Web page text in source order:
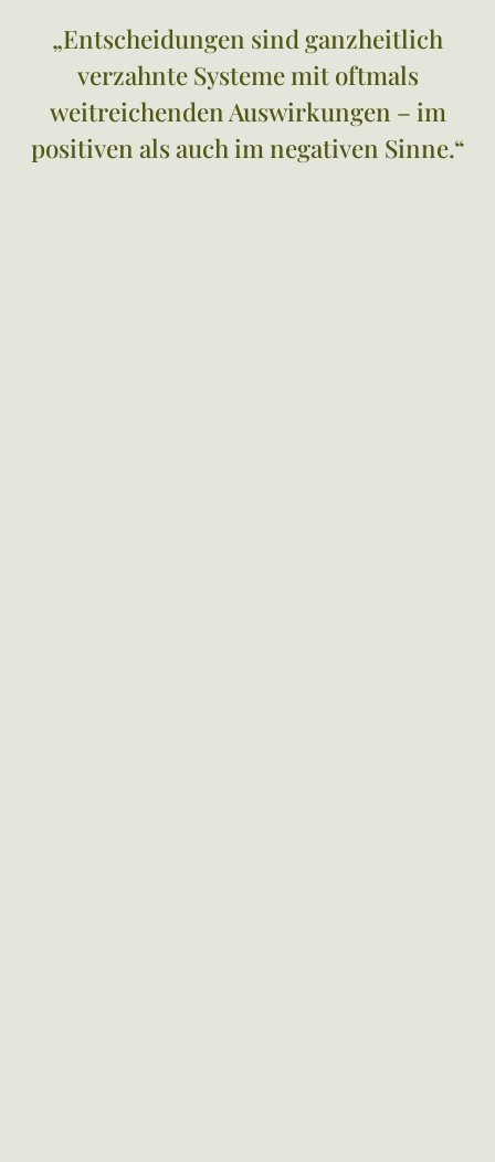
„Entscheidungen sind ganzheitlich
verzahnte Systeme mit oftmals
weitreichenden Auswirkungen – im
positiven als auch im negativen Sinne.“